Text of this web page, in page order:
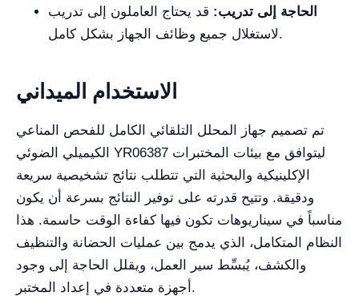
الحاجة إلى تدريب: قد يحتاج العاملون إلى تدريب
لاستغلال جميع وظائف الجهاز بشكل كامل.
الاستخدام الميداني
تم تصميم جهاز المحلل التلقائي الكامل للفحص المناعي
الكيميلي الضوئي YR06387 ليتوافق مع بيئات المختبرات
الإكلينيكية والبحثية التي تتطلب نتائج تشخيصية سريعة
ودقيقة. وتتيح قدرته على توفير النتائج بسرعة أن يكون
مناسباً في سيناريوهات تكون فيها كفاءة الوقت حاسمة. هذا
النظام المتكامل، الذي يدمج بين عمليات الحضانة والتنظيف
والكشف، يُبسِّط سير العمل، ويقلل الحاجة إلى وجود
أجهزة متعددة في إعداد المختبر.